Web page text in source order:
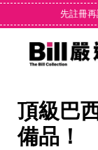
先註冊
頂級巴
備品！
您的